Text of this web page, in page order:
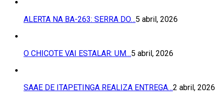
ALERTA NA BA-263: SERRA DO…5 abril, 2026
O CHICOTE VAI ESTALAR: UM…5 abril, 2026
SAAE DE ITAPETINGA REALIZA ENTREGA…2 abril, 2026